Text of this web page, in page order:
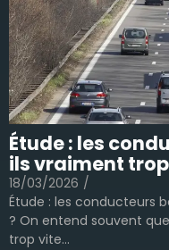
Étude : les
ils vraiment
18/03/2026 /
Étude : les conducteurs
? On entend souvent
trop vite...